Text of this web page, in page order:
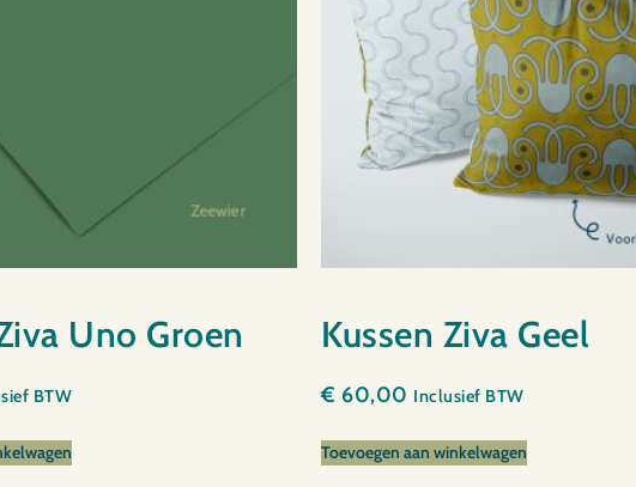
Uno Groen
BTW
Kussen Ziva Geel
€ 60,00 Inclusief BTW
Toevoegen aan winkelwagen